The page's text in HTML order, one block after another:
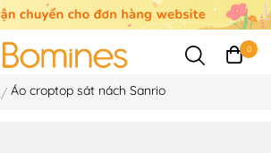
0
/ Áo croptop sát nách Sanrio